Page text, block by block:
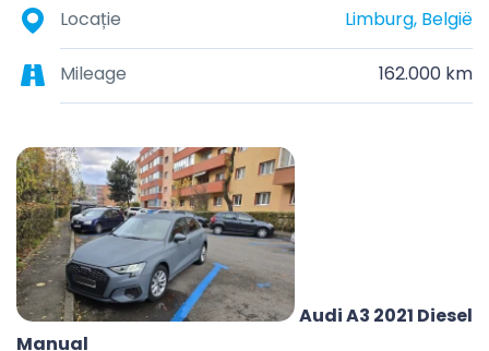
Locație Limburg, België
Mileage 162.000 km
Audi A3 2021 Diesel
Manual